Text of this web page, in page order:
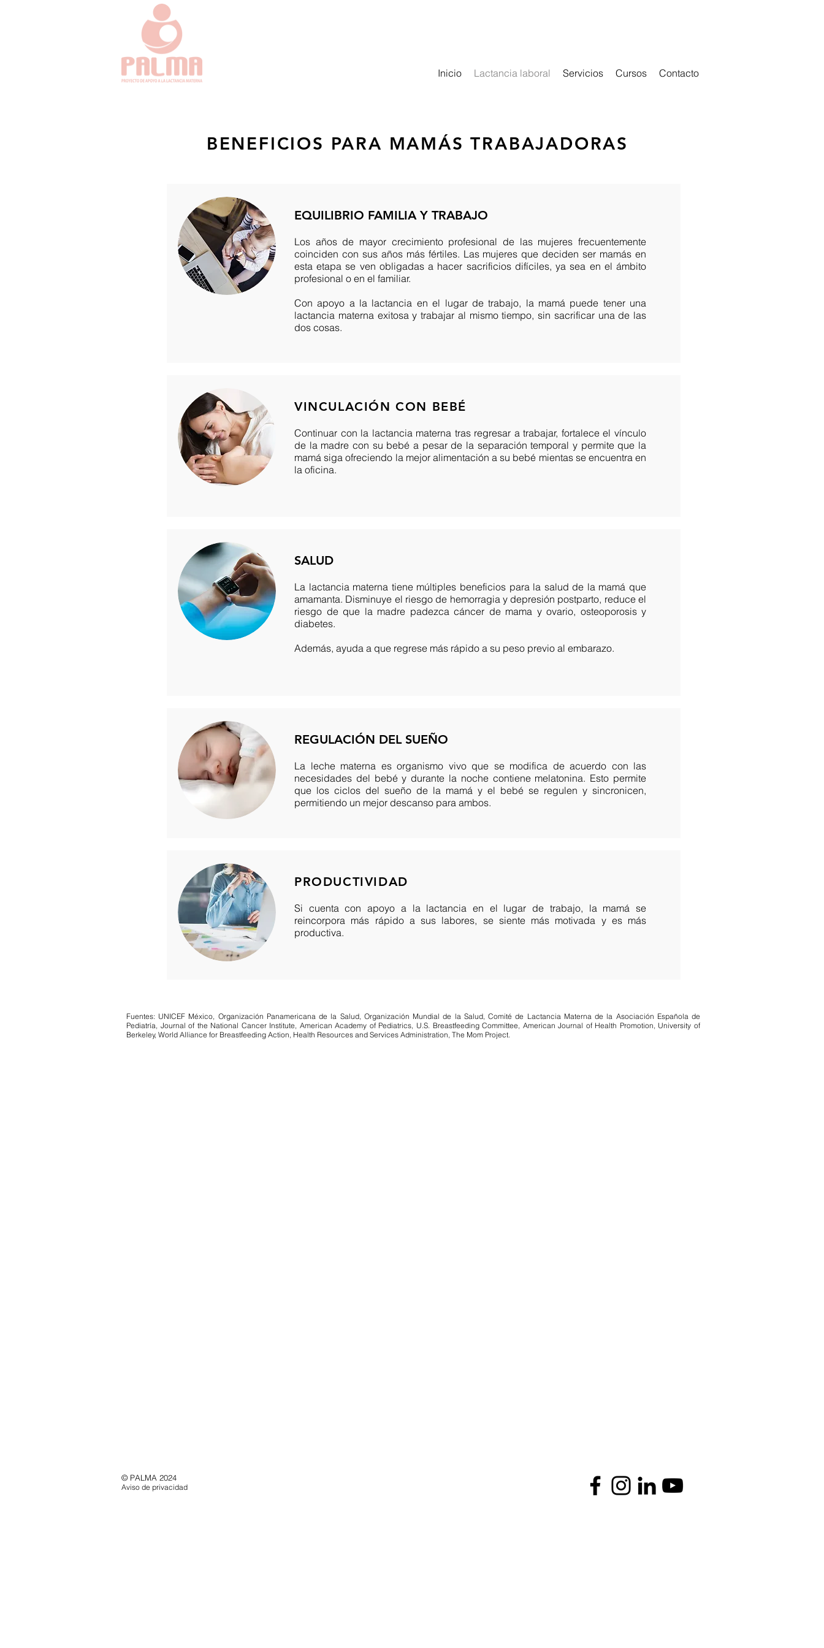
Inicio Lactancia laboral Servicios Cursos Contacto
BENEFICIOS PARA MAMÁS TRABAJADORAS
Para la empresa...EQUILIBRIO FAMILIA Y TRABAJO
Los años de mayor crecimiento profesional de las mujeres frecuentemente
coinciden con sus años más fértiles. Las mujeres que deciden ser mamás en
esta etapa se ven obligadas a hacer sacrificios difíciles, ya sea en el ámbito
profesional o en el familiar.
Con apoyo a la lactancia en el lugar de trabajo, la mamá puede tener una
lactancia materna exitosa y trabajar al mismo tiempo, sin sacrificar una de las
dos cosas.
VINCULACIÓN CON BEBÉ
Continuar con la lactancia materna tras regresar a trabajar, fortalece el vínculo
de la madre con su bebé a pesar de la separación temporal y permite que la
mamá siga ofreciendo la mejor alimentación a su bebé mientas se encuentra en
la oficina.
SALUD
La lactancia materna tiene múltiples beneficios para la salud de la mamá que
amamanta. Disminuye el riesgo de hemorragia y depresión postparto, reduce el
riesgo de que la madre padezca cáncer de mama y ovario, osteoporosis y
diabetes.
Además, ayuda a que regrese más rápido a su peso previo al embarazo.
REGULACIÓN DEL SUEÑO
La leche materna es organismo vivo que se modifica de acuerdo con las
necesidades del bebé y durante la noche contiene melatonina. Esto permite
que los ciclos del sueño de la mamá y el bebé se regulen y sincronicen,
permitiendo un mejor descanso para ambos.
PRODUCTIVIDAD
Si cuenta con apoyo a la lactancia en el lugar de trabajo, la mamá se
reincorpora más rápido a sus labores, se siente más motivada y es más
productiva.
Para la mamá trabajadora...
Fuentes: UNICEF México, Organización Panamericana de la Salud, Organización Mundial de la Salud, Comité de Lactancia Materna de la Asociación Española de
Pediatría, Journal of the National Cancer Institute, American Academy of Pediatrics, U.S. Breastfeeding Committee, American Journal of Health Promotion, University of
Berkeley, World Alliance for Breastfeeding Action, Health Resources and Services Administration, The Mom Project.
© PALMA 2024
Aviso de privacidad